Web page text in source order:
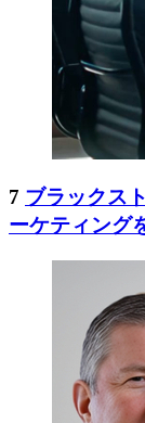
7 ブラックス
ーケティング